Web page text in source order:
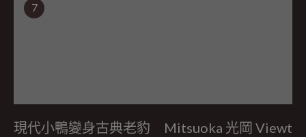
7
現代小鴨變身古典老豹 Mitsuoka 光岡 Viewt